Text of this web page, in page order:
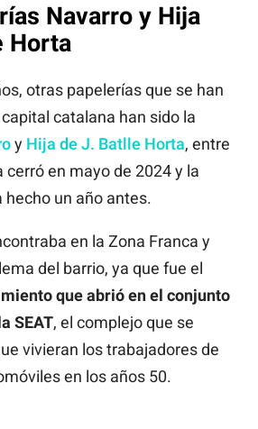
Navarro y Hija
Horta
otras papelerías que se han
catalana han sido la
y Hija de J. Batlle Horta, entre
en mayo de 2024 y la
hecho un año antes.
en la Zona Franca y
del barrio, ya que fue el
que abrió en el conjunto
SEAT, el complejo que se
vivieran los trabajadores de
en los años 50.